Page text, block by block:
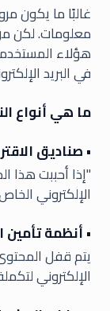
غالبًا ما يكون
معلومات. لكن
هؤلاء
في البريد
ما هي أنواع
• صناديق
"إذا أحببت هذا
الإلكتروني
• أنظمة
يتم قفل
الإلكتروني